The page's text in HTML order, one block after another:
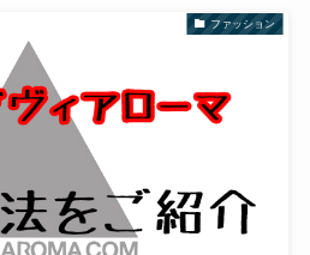
ファッション